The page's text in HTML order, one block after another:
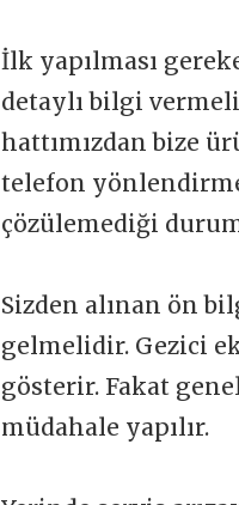
İlk yapılması
detaylı bilgi
hattımızdan bize
telefon
çözülemediği
Sizden alınan ön
gelmelidir. Gezici
gösterir. Fakat
müdahale yapılır.